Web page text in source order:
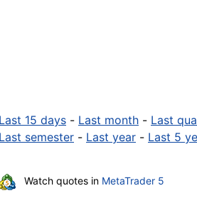
Last 15 days - Last month - Last
Last semester - Last year - Last 5
Watch quotes in MetaTrader 5